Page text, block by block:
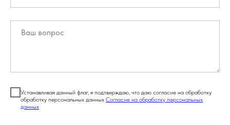
Устанавливая данный флаг, я подтверждаю, что даю согласие на обработку
обработку персональных данных Согласие на обработку персональных
данных